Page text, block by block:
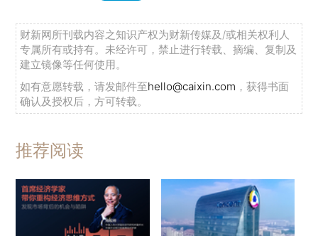
财新网所刊载内容之知识产权为财新传媒及/或相关权利人
专属所有或持有。未经许可，禁止进行转载、摘编、复制及
建立镜像等任何使用。
如有意愿转载，请发邮件至hello@caixin.com ，获得书面
确认及授权后，方可转载。
推荐阅读